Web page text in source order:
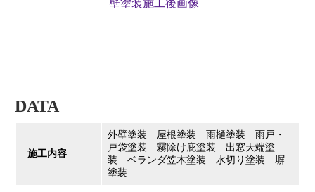
DATA
施工内容
外壁塗装 屋根塗装 雨樋塗装 雨戸・
戸袋塗装 霧除け庇塗装 出窓天端塗
装 ベランダ笠木塗装 水切り塗装 塀
塗装